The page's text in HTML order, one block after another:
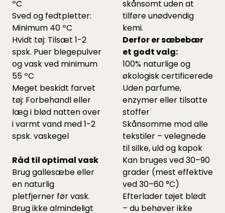
ºC
Sved og fedtpletter:
Minimum 40 ºC
Hvidt tøj: Tilsæt 1-2
spsk. Puer blegepulver
og vask ved minimum
55 ºC
Meget beskidt farvet
tøj: Forbehandl eller
læg i blød natten over
i varmt vand med 1-2
spsk. vaskegel
Råd til optimal vask
Brug gallesæbe eller
en naturlig
pletfjerner før vask.
Brug ikke almindeligt
skånsomt uden at
tilføre unødvendig
kemi.
Derfor er sæbebær
et godt valg:
100% naturlige og
økologisk certificerede
Uden parfume,
enzymer eller tilsatte
stoffer
Skånsomme mod alle
tekstiler – velegnede
til silke, uld og kapok
Kan bruges ved 30–90
grader (mest effektive
ved 30–60 °C)
Efterlader tøjet blødt
– du behøver ikke